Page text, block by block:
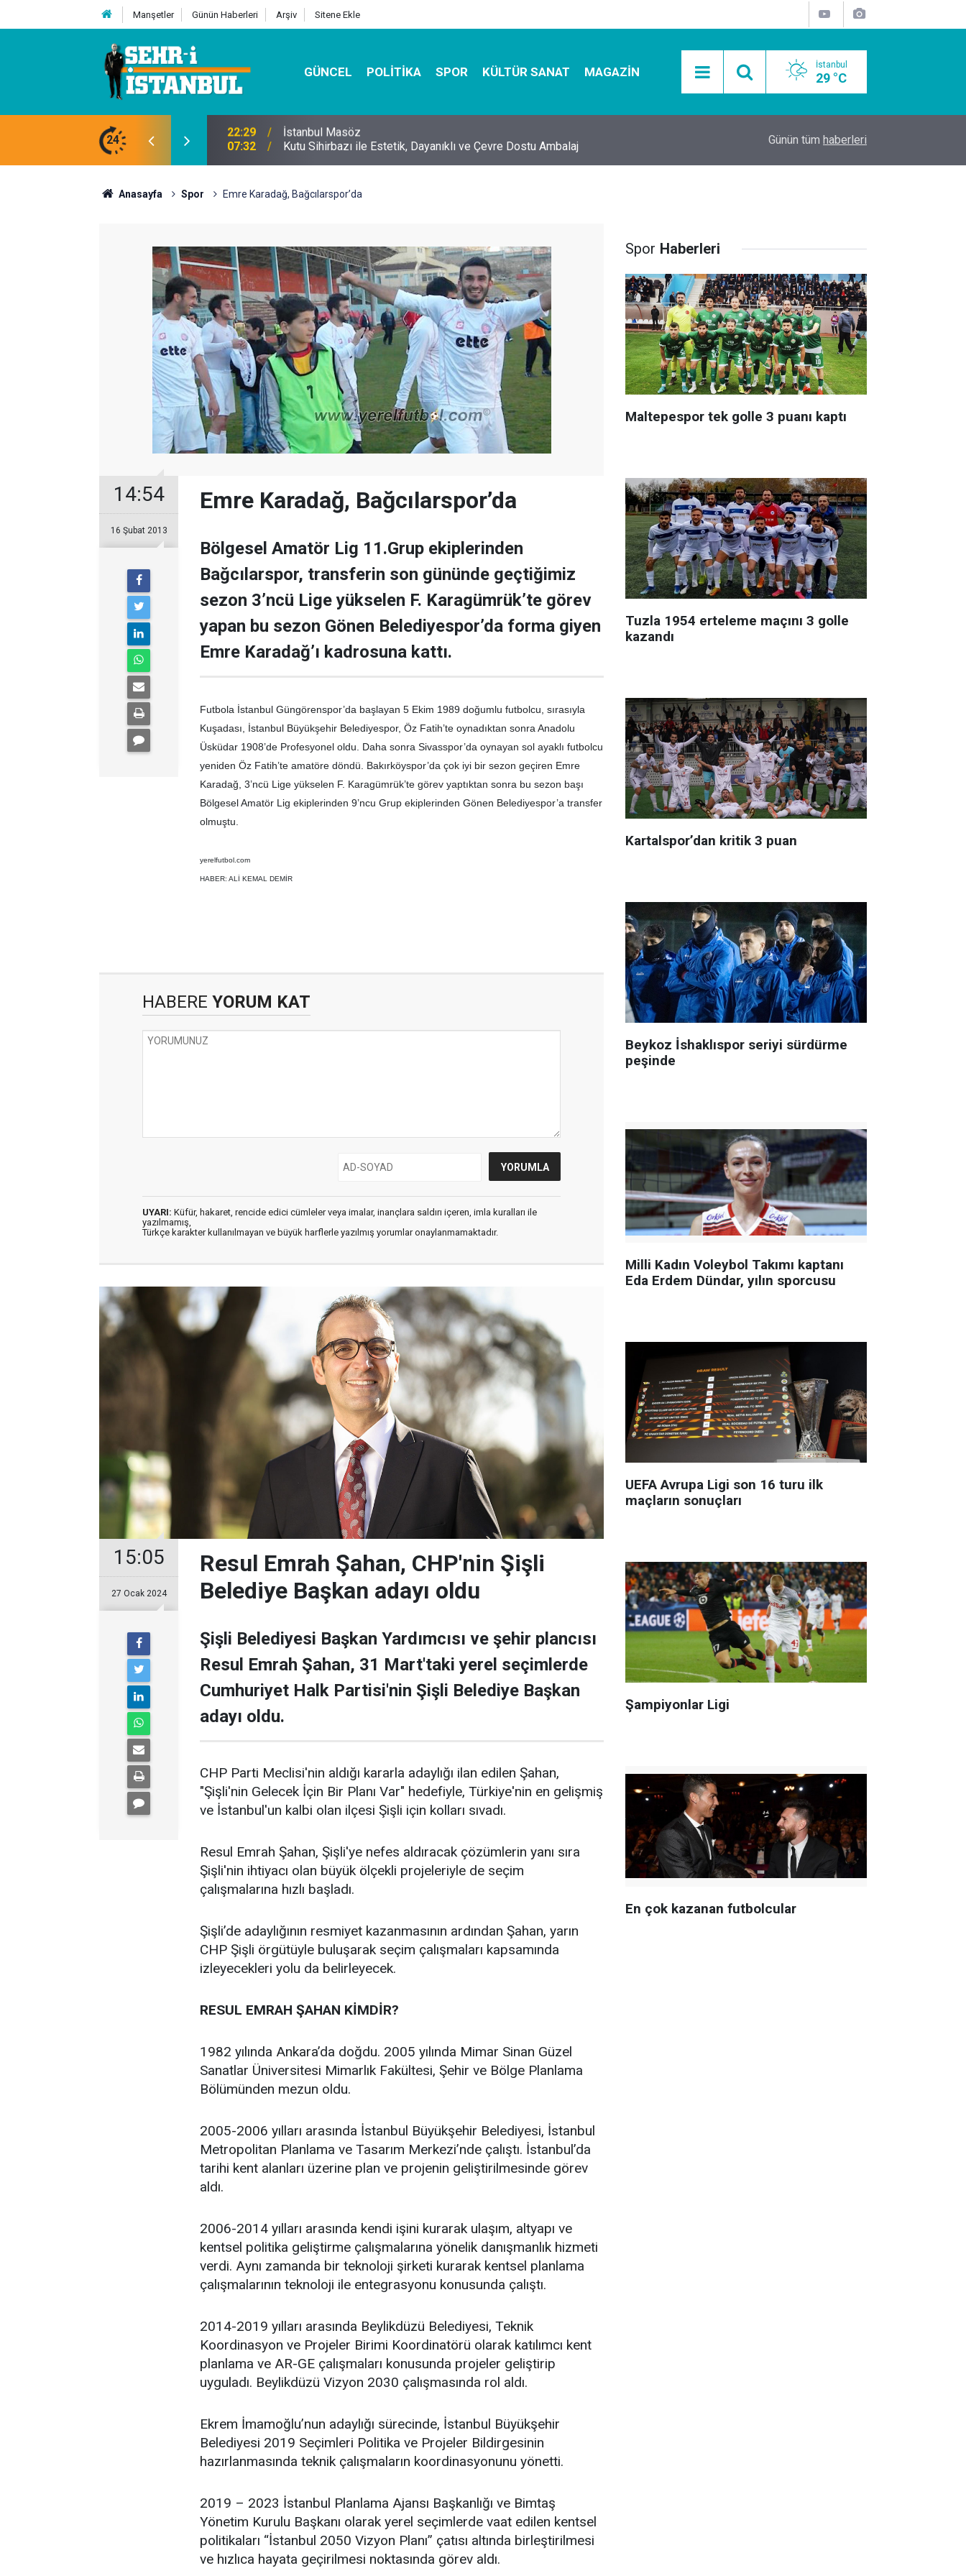
Manşetler Günün Haberleri Arşiv Sitene Ekle
GÜNCEL POLITIKA SPOR KÜLTÜR SANAT MAGAZIN İstanbul
29 °C
24 07:32 Kutu Sihirbazı ile Estetik, Dayanıklı ve Çevre Dostu Ambalaj Mobil Araçlarla Hayır Lokması Dağıtımının
Günün tüm haberleri
Anasayfa Spor Emre Karadağ, Bağcılarspor’da
14:54
16 Şubat 2013
Emre Karadağ, Bağcılarspor’da
Bölgesel Amatör Lig 11.Grup ekiplerinden
Bağcılarspor, transferin son gününde geçtiğimiz
sezon 3’ncü Lige yükselen F. Karagümrük’te görev
yapan bu sezon Gönen Belediyespor’da forma giyen
Emre Karadağ’ı kadrosuna kattı.
Futbola İstanbul Güngörenspor’da başlayan 5 Ekim 1989 doğumlu futbolcu, sırasıyla
Kuşadası, İstanbul Büyükşehir Belediyespor, Öz Fatih’te oynadıktan sonra Anadolu
Üsküdar 1908’de Profesyonel oldu. Daha sonra Sivasspor’da oynayan sol ayaklı futbolcu
yeniden Öz Fatih’te amatöre döndü. Bakırköyspor’da çok iyi bir sezon geçiren Emre
Karadağ, 3’ncü Lige yükselen F. Karagümrük’te görev yaptıktan sonra bu sezon başı
Bölgesel Amatör Lig ekiplerinden 9’ncu Grup ekiplerinden Gönen Belediyespor’a transfer
olmuştu.
yerelfutbol.com
HABER: ALİ KEMAL DEMİR
HABERE YORUM KAT
UYARI: Küfür, hakaret, rencide edici cümleler veya imalar, inançlara saldırı içeren, imla kuralları ile
yazılmamış,
Türkçe karakter kullanılmayan ve büyük harflerle yazılmış yorumlar onaylanmamaktadır.
15:05
27 Ocak 2024
Resul Emrah Şahan, CHP'nin Şişli
Belediye Başkan adayı oldu
Şişli Belediyesi Başkan Yardımcısı ve şehir plancısı
Resul Emrah Şahan, 31 Mart'taki yerel seçimlerde
Cumhuriyet Halk Partisi'nin Şişli Belediye Başkan
adayı oldu.
CHP Parti Meclisi'nin aldığı kararla adaylığı ilan edilen Şahan,
"Şişli'nin Gelecek İçin Bir Planı Var" hedefiyle, Türkiye'nin en gelişmiş
ve İstanbul'un kalbi olan ilçesi Şişli için kolları sıvadı.
Resul Emrah Şahan, Şişli'ye nefes aldıracak çözümlerin yanı sıra
Şişli'nin ihtiyacı olan büyük ölçekli projeleriyle de seçim
çalışmalarına hızlı başladı.
Şişli’de adaylığının resmiyet kazanmasının ardından Şahan, yarın
CHP Şişli örgütüyle buluşarak seçim çalışmaları kapsamında
izleyecekleri yolu da belirleyecek.
RESUL EMRAH ŞAHAN KİMDİR?
1982 yılında Ankara’da doğdu. 2005 yılında Mimar Sinan Güzel
Sanatlar Üniversitesi Mimarlık Fakültesi, Şehir ve Bölge Planlama
Bölümünden mezun oldu.
2005-2006 yılları arasında İstanbul Büyükşehir Belediyesi, İstanbul
Metropolitan Planlama ve Tasarım Merkezi’nde çalıştı. İstanbul’da
tarihi kent alanları üzerine plan ve projenin geliştirilmesinde görev
aldı.
2006-2014 yılları arasında kendi işini kurarak ulaşım, altyapı ve
kentsel politika geliştirme çalışmalarına yönelik danışmanlık hizmeti
verdi. Aynı zamanda bir teknoloji şirketi kurarak kentsel planlama
çalışmalarının teknoloji ile entegrasyonu konusunda çalıştı.
2014-2019 yılları arasında Beylikdüzü Belediyesi, Teknik
Koordinasyon ve Projeler Birimi Koordinatörü olarak katılımcı kent
planlama ve AR-GE çalışmaları konusunda projeler geliştirip
uyguladı. Beylikdüzü Vizyon 2030 çalışmasında rol aldı.
Ekrem İmamoğlu’nun adaylığı sürecinde, İstanbul Büyükşehir
Belediyesi 2019 Seçimleri Politika ve Projeler Bildirgesinin
hazırlanmasında teknik çalışmaların koordinasyonunu yönetti.
2019 – 2023 İstanbul Planlama Ajansı Başkanlığı ve Bimtaş
Yönetim Kurulu Başkanı olarak yerel seçimlerde vaat edilen kentsel
politikaları “İstanbul 2050 Vizyon Planı” çatısı altında birleştirilmesi
ve hızlıca hayata geçirilmesi noktasında görev aldı.
Spor Haberleri
Maltepespor tek golle 3 puanı kaptı
Tuzla 1954 erteleme maçını 3 golle
kazandı
Kartalspor’dan kritik 3 puan
Beykoz İshaklıspor seriyi sürdürme
peşinde
Milli Kadın Voleybol Takımı kaptanı
Eda Erdem Dündar, yılın sporcusu
UEFA Avrupa Ligi son 16 turu ilk
maçların sonuçları
Şampiyonlar Ligi
En çok kazanan futbolcular